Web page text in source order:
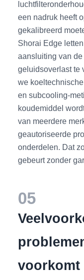
een nadruk heeft
gekalibreerd
Shorai Edge
aansluiting van
geluidsoverlast te
we
en subcooling-
koudemiddel
van meerdere
geautoriseerde
onderdelen. Dat
gebeurt zonder
05
voorkomt